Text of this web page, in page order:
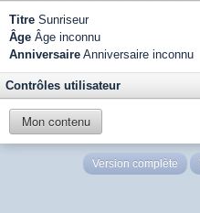
Titre Sunriseur
Âge Âge inconnu
Anniversaire Anniversaire inconnu
Contrôles utilisateur
Mon contenu
Version complète